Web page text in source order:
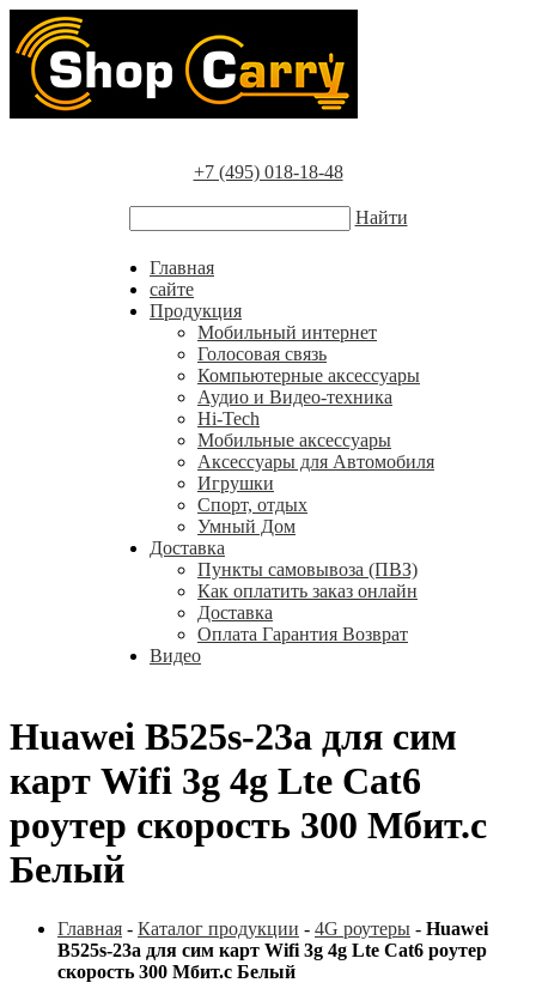
+7 (495) 018-18-48
Найти
Главная
сайте
Продукция
Мобильный интернет
Голосовая связь
Компьютерные аксессуары
Аудио и Видео-техника
Hi-Tech
Мобильные аксессуары
Аксессуары для Автомобиля
Игрушки
Спорт, отдых
Умный Дом
Доставка
Пункты самовывоза (ПВЗ)
Как оплатить заказ онлайн
Доставка
Оплата Гарантия Возврат
Видео
Huawei B525s-23a для сим
карт Wifi 3g 4g Lte Cat6
poутеp скорость 300 Мбит.с
Белый
Главная - Каталог продукции - 4G роутеры - Huawei
B525s-23a для сим карт Wifi 3g 4g Lte Cat6 poутеp
скорость 300 Мбит.с Белый